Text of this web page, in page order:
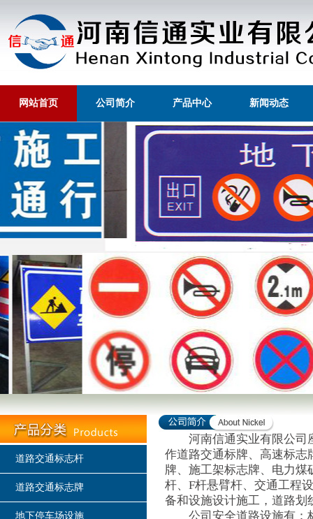
网站首页 公司简介 产品中心 新闻动态
道路交通标志杆
道路交通标志牌
地下停车场设施
河南信通实业有限公司
作道路交通标牌、高速标
牌、施工架标志牌、电力
杆、F杆悬臂杆、交通工程
备和设施设计施工，道路划
公司安全道路设施有：